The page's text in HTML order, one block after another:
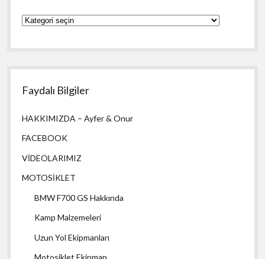
YAZILARIMIZ
Faydalı Bilgiler
HAKKIMIZDA – Ayfer & Onur
FACEBOOK
VİDEOLARIMIZ
MOTOSİKLET
BMW F700 GS Hakkında
Kamp Malzemeleri
Uzun Yol Ekipmanları